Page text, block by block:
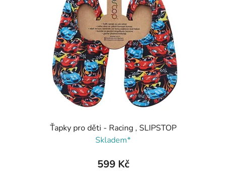
Ťapky pro děti - Racing , SLIPSTOP
Skladem*
599 Kč